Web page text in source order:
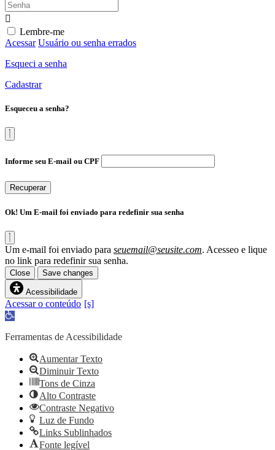
Lembre-me
Acessar Usuário ou senha errados
Esqueci a senha
Cadastrar
Esqueceu a senha?
Informe seu E-mail ou CPF
Recuperar
Ok! Um E-mail foi enviado para redefinir sua senha
Um e-mail foi enviado para seuemail@seusite.com. Acesseo e lique
no link para redefinir sua senha.
Close Save changes
Acessibilidade
Acessar o conteúdo
Abrir
barra
ferramentas
Ferramentas de Acessibilidade
Aumentar Texto
Diminuir Texto
Tons de Cinza
Alto Contraste
Contraste Negativo
Luz de Fundo
Links Sublinhados
Fonte legível